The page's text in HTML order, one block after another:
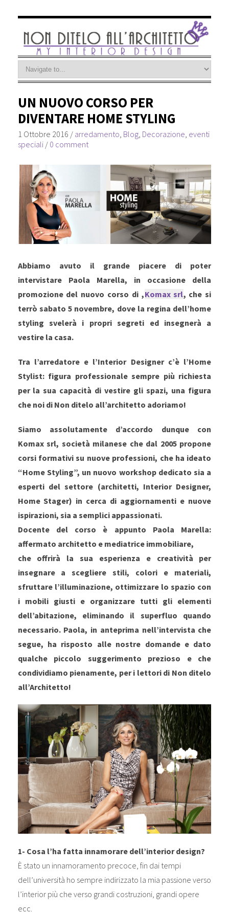
UN NUOVO CORSO PER
DIVENTARE HOME STYLING
1 Ottobre 2016 / arredamento Blog, Decorazione eventi
speciali/ 0 comment
Abbiamo avuto il grande piacere di poter
intervistare Paola Marella, in occasione della
promozione del nuovo corso di ,Komax srl, che si
terrò sabato 5 novembre, dove la regina dell’home
styling svelerà i propri segreti ed insegnerà a
vestire la casa.
Tra l’arredatore e l’Interior Designer c’è l’Home
Stylist: figura professionale sempre più richiesta
per la sua capacità di vestire gli spazi, una figura
che noi di Non ditelo all’architetto adoriamo!
Siamo assolutamente d’accordo dunque con
Komax srl, società milanese che dal 2005 propone
corsi formativi su nuove professioni, che ha ideato
“Home Styling”, un nuovo workshop dedicato sia a
esperti del settore (architetti, Interior Designer,
Home Stager) in cerca di aggiornamenti e nuove
ispirazioni, sia a semplici appassionati.
Docente del corso è appunto Paola Marella:
affermato architetto e mediatrice immobiliare,
che offrirà la sua esperienza e creatività per
insegnare a scegliere stili, colori e materiali,
sfruttare l’illuminazione, ottimizzare lo spazio con
i mobili giusti e organizzare tutti gli elementi
dell’abitazione, eliminando il superfluo quando
necessario. Paola, in anteprima nell’intervista che
segue, ha risposto alle nostre domande e dato
qualche piccolo suggerimento prezioso e che
condividiamo pienamente, per i lettori di Non ditelo
all’Architetto!
1- Cosa l’ha fatta innamorare dell’interior design?
È stato un innamoramento precoce, fin dai tempi
dell’università ho sempre indirizzato la mia passione verso
l’interior più che verso grandi costruzioni, grandi opere
ecc.